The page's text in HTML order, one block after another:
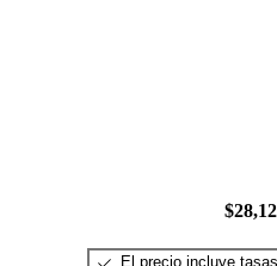
El precio incluye tasas